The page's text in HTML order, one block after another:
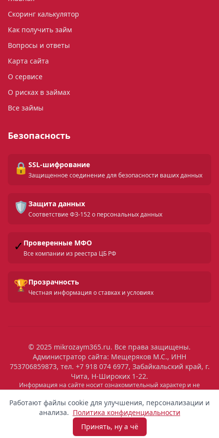
Взять микрозайм
Работают файлы cookie для улучшения, персонализации и
анализа. Политика конфиденциальности
Принять, ну а чё
Скоринг калькулятор
Как получить займ
Вопросы и ответы
Карта сайта
О сервисе
О рисках в займах
Все займы
Безопасность
🔒 SSL-шифрование
Защищенное соединение для безопасности ваших данных
🛡️ Защита данных
Соответствие ФЗ-152 о персональных данных
✓ Проверенные МФО
Все компании из реестра ЦБ РФ
🏆Прозрачность
Честная информация о ставках и условиях
© 2025 mikrozaym365.ru. Все права защищены.
Администратор сайта: Мещеряков М.С., ИНН
753706859873, тел. +7 918 074 6977, Забайкальский край, г.
Чита, Н-Широких 1-22.
Информация на сайте носит ознакомительный характер и не
является публичной офертой. Все условия микрозаймов уточняйте
на сайтах МФО. Помните: займ — это обязательство, которое
необходимо исполнять. Невыполнение обязательств влечет штрафы
и ухудшение кредитной истории. Услуги предоставляются
микрофинансовыми организациями, состоящими в реестре ЦБ РФ.